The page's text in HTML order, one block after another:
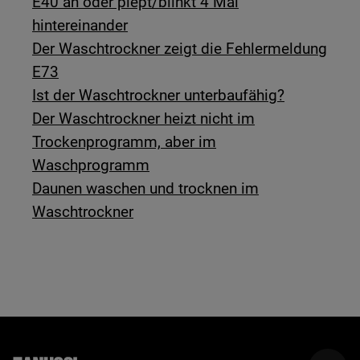
hintereinander
Der Waschtrockner zeigt die Fehlermeldung
E73
Ist der Waschtrockner unterbaufähig?
Der Waschtrockner heizt nicht im
Trockenprogramm, aber im
Waschprogramm
Daunen waschen und trocknen im
Waschtrockner